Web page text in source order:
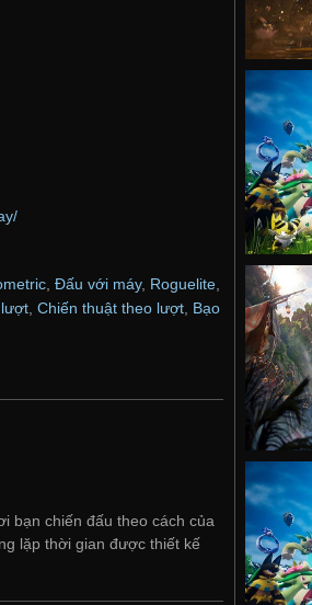
, Đấu với máy, Roguelite,
Chiến thuật theo lượt Bạo
bạn chiến đấu theo cách của
lặp thời gian được thiết kế